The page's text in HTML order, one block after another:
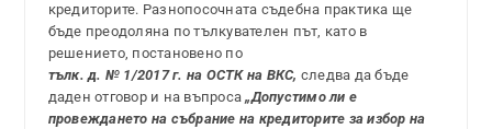
кредиторите. Разнопосочната съдебна практика ще
бъде преодоляна по тълкувателен път, като в
решението, постановено по
тълк. д. № 1/2017 г. на ОСТК на ВКС, следва да бъде
даден отговор и на въпроса„Допустимо ли е
провеждането на събрание на кредиторите за избор на